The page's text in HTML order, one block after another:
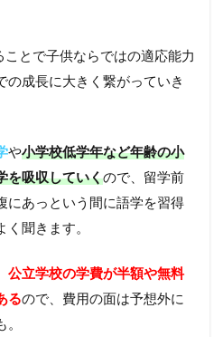
とで子供ならではの適応能力
の成長に大きく繋がっていき
や小学校低学年など年齢の小
を吸収していくので、留学前
にあっという間に語学を習得
聞きます。
公立学校の学費が半額や無料
るので、費用の面は予想外に